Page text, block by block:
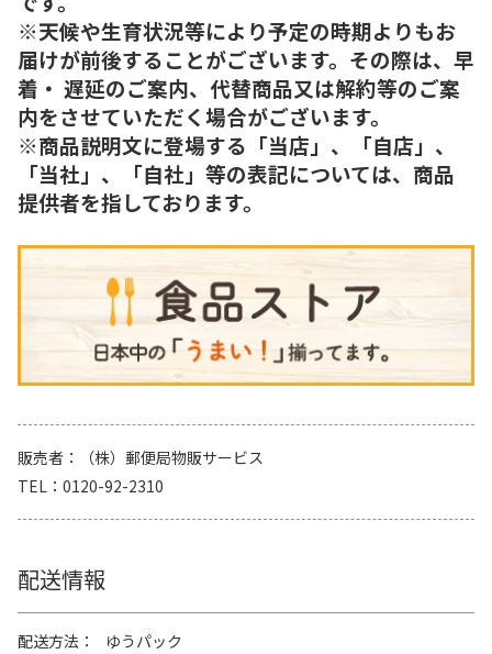
※天候や生育状況等により予定の時期よりもお
届けが前後することがございます。その際は、早
着・ 遅延のご案内、代替商品又は解約等のご案
内をさせていただく場合がございます。
※商品説明文に登場する「当店」、「自店」、
「当社」、「自社」等の表記については、商品
提供者を指しております。
販売者
（株）郵便局物販サービス
TEL
0120-92-2310
配送情報
配送方法
ゆうパック